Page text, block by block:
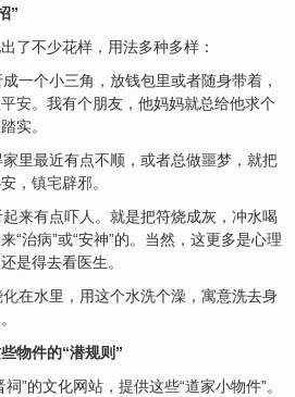
”
了不少花样，用法多种多样：
一个小三角，放钱包里或者随身带着，
安。我有个朋友，他妈妈就总给他求个
实。
里最近有点不顺，或者总做噩梦，就把
， 镇宅辟邪。
来有点吓人。就是把符烧成灰，冲水喝
“治病”或“安神”的。当然，这更多是心理
是得去看医生。
化在水里，用这个水洗个澡，寓意洗去身
物件的“潜规则”
”的文化网站，提供这些“道家小物件”。